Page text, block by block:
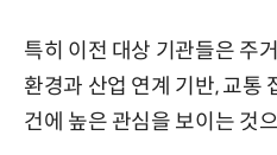
특히 이전 대상 기관들은 주
환경과 산업 연계 기반, 교통
건에 높은 관심을 보이는 것